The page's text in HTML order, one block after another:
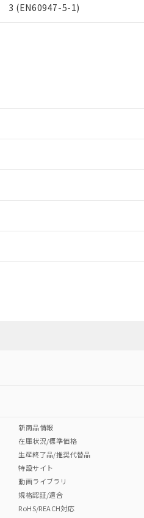
3 (EN60947-5-1)
ダウ
Cr(VI)
新商品情報
在庫状況/標準価格
生産終了品/推奨代替品
特設サイト
動画ライブラリ
規格認証/適合
RoHS/REACH対応